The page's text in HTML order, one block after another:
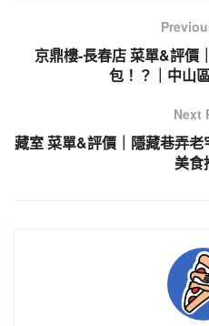
京鼎樓-長春店 菜單&評價
包！？｜中山
Next
藏室 菜單&評價｜隱藏巷弄
美食